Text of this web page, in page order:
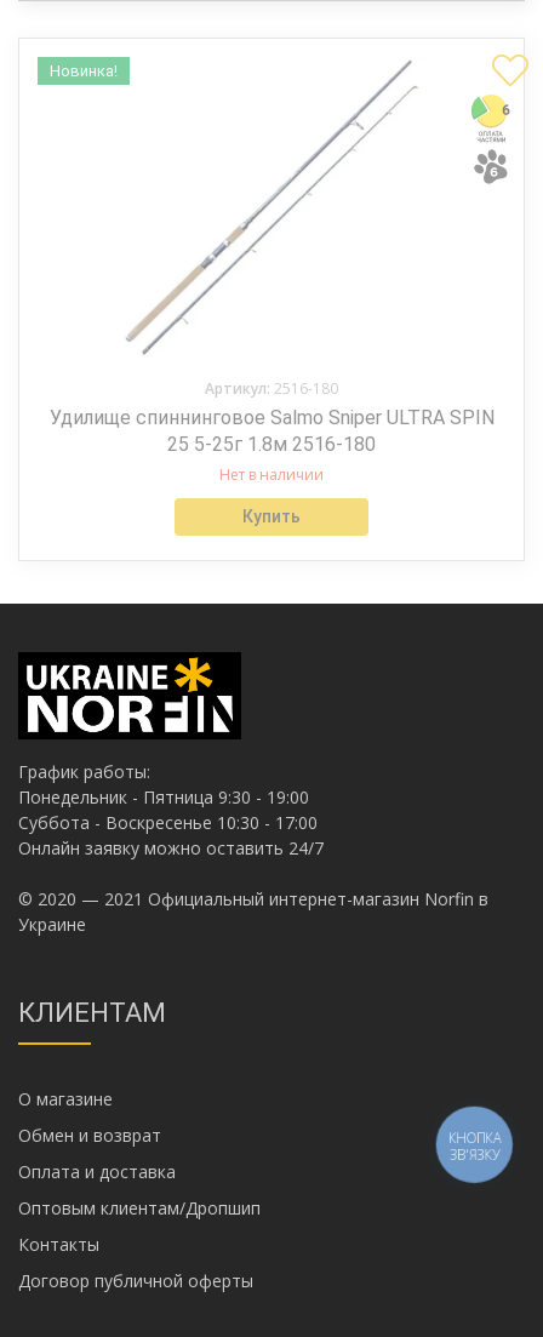
Новинка!
Артикул: 2516-180
Удилище спиннинговое Salmo Sniper ULTRA SPIN
25 5-25г 1.8м 2516-180
Нет в наличии
Купить
График работы:
Понедельник - Пятница 9:30 - 19:00
Суббота - Воскресенье 10:30 - 17:00
Онлайн заявку можно оставить 24/7
© 2020 — 2021 Официальный интернет-магазин Norfin в
Украине
КЛИЕНТАМ
О магазине
Обмен и возврат
Оплата и доставка
Оптовым клиентам/Дропшип
Контакты
Договор публичной оферты
КНОПКА
ЗВ'ЯЗКУ